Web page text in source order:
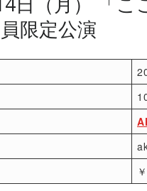
限定公演